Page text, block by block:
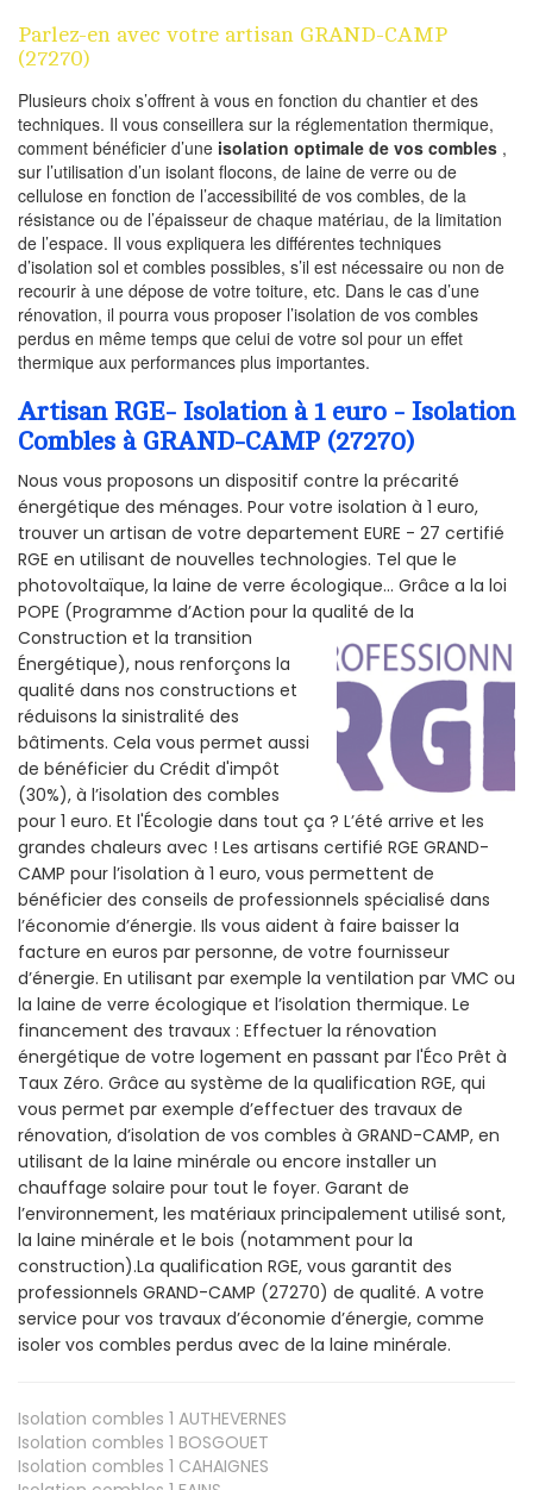
Parlez-en avec votre artisan GRAND-CAMP
(27270)
Plusieurs choix s’offrent à vous en fonction du chantier et des
techniques. Il vous conseillera sur la réglementation thermique,
comment bénéficier d’une isolation optimale de vos combles ,
sur l’utilisation d’un isolant flocons, de laine de verre ou de
cellulose en fonction de l’accessibilité de vos combles, de la
résistance ou de l’épaisseur de chaque matériau, de la limitation
de l’espace. Il vous expliquera les différentes techniques
d’isolation sol et combles possibles, s’il est nécessaire ou non de
recourir à une dépose de votre toiture, etc. Dans le cas d’une
rénovation, il pourra vous proposer l’isolation de vos combles
perdus en même temps que celui de votre sol pour un effet
thermique aux performances plus importantes.
Artisan RGE- Isolation à 1 euro - Isolation
Combles à GRAND-CAMP (27270)
Nous vous proposons un dispositif contre la précarité
énergétique des ménages. Pour votre isolation à 1 euro,
trouver un artisan de votre departement EURE - 27 certifié
RGE en utilisant de nouvelles technologies. Tel que le
photovoltaïque, la laine de verre écologique... Grâce a la loi
POPE (Programme d’Action pour la qualité de la
Construction et la transition
Énergétique), nous renforçons la
qualité dans nos constructions et
réduisons la sinistralité des
bâtiments. Cela vous permet aussi
de bénéficier du Crédit d'impôt
(30%), à l’isolation des combles
pour 1 euro. Et l'Écologie dans tout ça ? L’été arrive et les
grandes chaleurs avec ! Les artisans certifié RGE GRAND-
CAMP pour l’isolation à 1 euro, vous permettent de
bénéficier des conseils de professionnels spécialisé dans
l’économie d’énergie. Ils vous aident à faire baisser la
facture en euros par personne, de votre fournisseur
d’énergie. En utilisant par exemple la ventilation par VMC ou
la laine de verre écologique et l’isolation thermique. Le
financement des travaux : Effectuer la rénovation
énergétique de votre logement en passant par l'Éco Prêt à
Taux Zéro. Grâce au système de la qualification RGE, qui
vous permet par exemple d’effectuer des travaux de
rénovation, d’isolation de vos combles à GRAND-CAMP, en
utilisant de la laine minérale ou encore installer un
chauffage solaire pour tout le foyer. Garant de
l’environnement, les matériaux principalement utilisé sont,
la laine minérale et le bois (notamment pour la
construction).La qualification RGE, vous garantit des
professionnels GRAND-CAMP (27270) de qualité. A votre
service pour vos travaux d’économie d’énergie, comme
isoler vos combles perdus avec de la laine minérale.
Isolation combles 1 AUTHEVERNES
Isolation combles 1 BOSGOUET
Isolation combles 1 CAHAIGNES